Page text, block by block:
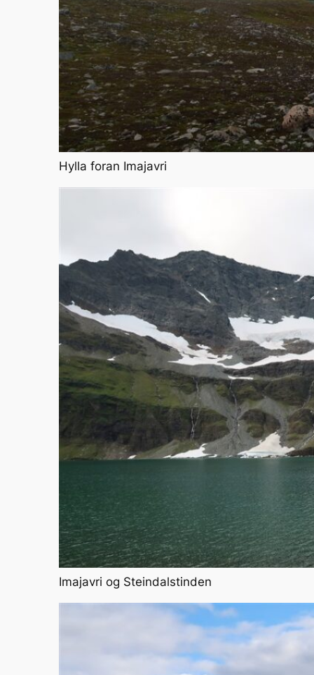
Hylla foran Imajavri
Imajavri og Steindalstinden